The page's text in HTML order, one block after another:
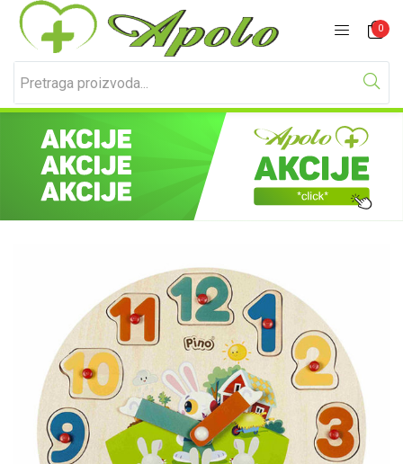
0
Prijavite se Registracija
Unesite svoje korisničko ime i lozinku za prijavu.
Zapamti me Izgubljena lozinka?